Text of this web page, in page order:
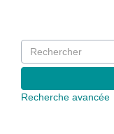
Recherche avancée